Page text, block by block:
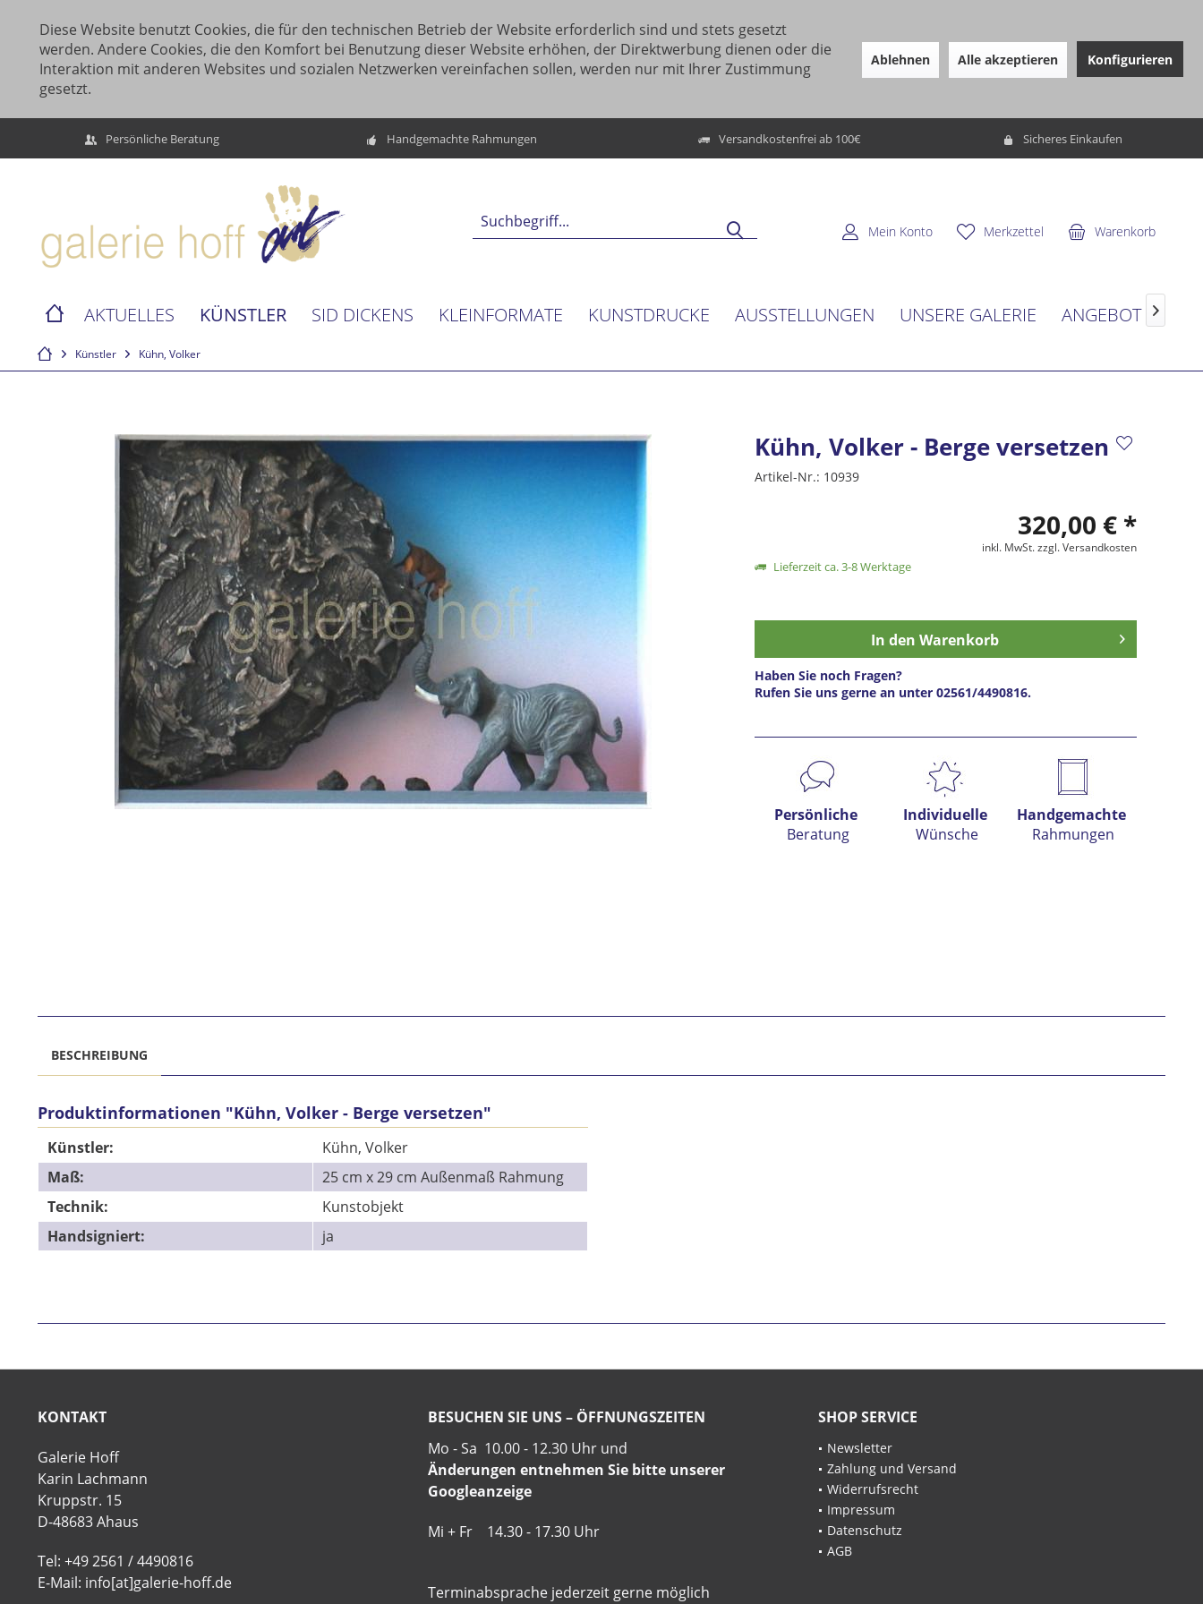
Diese Website benutzt Cookies, die für den technischen Betrieb der Website erforderlich sind und stets gesetzt
werden. Andere Cookies, die den Komfort bei Benutzung dieser Website erhöhen, der Direktwerbung dienen oder die
Interaktion mit anderen Websites und sozialen Netzwerken vereinfachen sollen, werden nur mit Ihrer Zustimmung
gesetzt.
Ablehnen Alle akzeptieren Konfigurieren
Persönliche Beratung Handgemachte Rahmungen Versandkostenfrei ab 100€ Sicheres Einkaufen
Warenkorb
Merkzettel
Mein Konto
AKTUELLES KÜNSTLER SID DICKENS KLEINFORMATE KUNSTDRUCKE AUSSTELLUNGEN UNSERE GALERIE ANGEBOT 
Künstler Kühn, Volker
Kühn, Volker - Berge versetzen
Artikel-Nr.: 10939
320,00 € *
inkl. MwSt.zzgl. Versandkosten
Lieferzeit ca. 3-8 Werktage
In den Warenkorb
Haben Sie noch Fragen?
Rufen Sie uns gerne an unter 02561/4490816.
Preis anfragen
Persönliche
Beratung
Individuelle
Wünsche
Handgemachte
Rahmungen
BESCHREIBUNG
Produktinformationen "Kühn, Volker - Berge versetzen"
Künstler:
Kühn, Volker
Maß:
25 cm x 29 cm Außenmaß Rahmung
Technik:
Kunstobjekt
Handsigniert:
ja
KONTAKT
Galerie Hoff
Karin Lachmann
Kruppstr. 15
D-48683 Ahaus
Tel: +49 2561 / 4490816
E-Mail: info[at]galerie-hoff.de
BESUCHEN SIE UNS – ÖFFNUNGSZEITEN
Mo - Sa 10.00 - 12.30 Uhr und
Änderungen entnehmen Sie bitte unserer
Googleanzeige
Mi + Fr 14.30 - 17.30 Uhr
Terminabsprache jederzeit gerne möglich
SHOP SERVICE
Newsletter
Zahlung und Versand
Widerrufsrecht
Impressum
Datenschutz
AGB